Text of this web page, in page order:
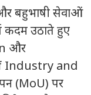
बहुभाषी सेवाओं
कदम उठाते हुए
और
Industry and
(MoU) पर